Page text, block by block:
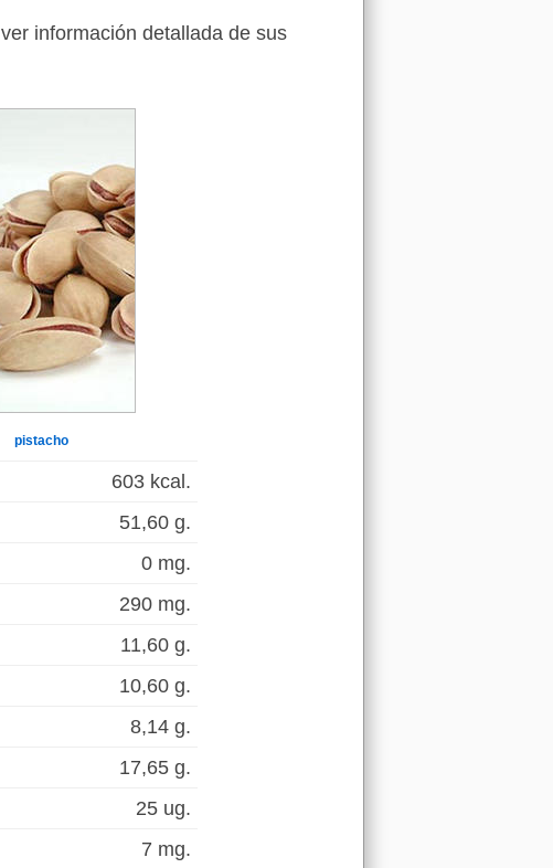
información detallada de sus
pistacho
603 kcal.
51,60 g.
0 mg.
290 mg.
11,60 g.
10,60 g.
8,14 g.
17,65 g.
25 ug.
7 mg.